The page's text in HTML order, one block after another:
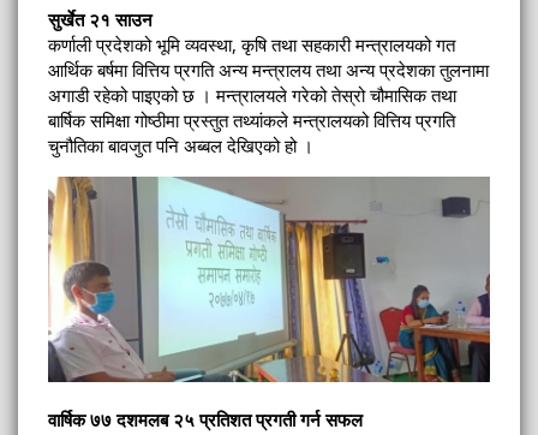
सुर्खेत २१ साउन
कर्णाली प्रदेशको भूमि व्यवस्था, कृषि तथा सहकारी मन्त्रालयको गत
आर्थिक बर्षमा वित्तिय प्रगति अन्य मन्त्रालय तथा अन्य प्रदेशका तुलनामा
अगाडी रहेको पाइएको छ । मन्त्रालयले गरेको तेस्रो चौमासिक तथा
बार्षिक समिक्षा गोष्ठीमा प्रस्तुत तथ्यांकले मन्त्रालयको वित्तिय प्रगति
चुनौतिका बावजुत पनि अब्बल देखिएको हो ।
वार्षिक ७७ दशमलब २५ प्रतिशत प्रगती गर्न सफल